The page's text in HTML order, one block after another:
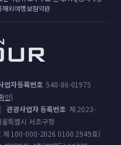
해외여행보험약관
업자등록번호 548-86-01975
인]
| 관광사업자 등록번호 제 2023-
울특별시 서초구청
제 100-000-2026 0100 2949호)